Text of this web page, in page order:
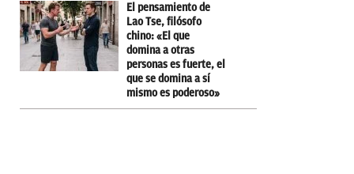
El pensamiento de
Lao Tse, filósofo
chino: «El que
domina a otras
personas es fuerte, el
que se domina a sí
mismo es poderoso»